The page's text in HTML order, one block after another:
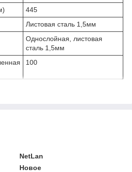
445
Листовая сталь 1,5мм
Однослойная, листовая
сталь 1,5мм
100
NetLan
Новое